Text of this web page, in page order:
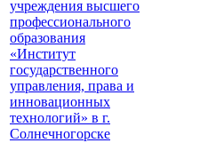
учреждения высшего
профессионального
образования
«Институт
государственного
управления, права и
инновационных
технологий» в г.
Солнечногорске